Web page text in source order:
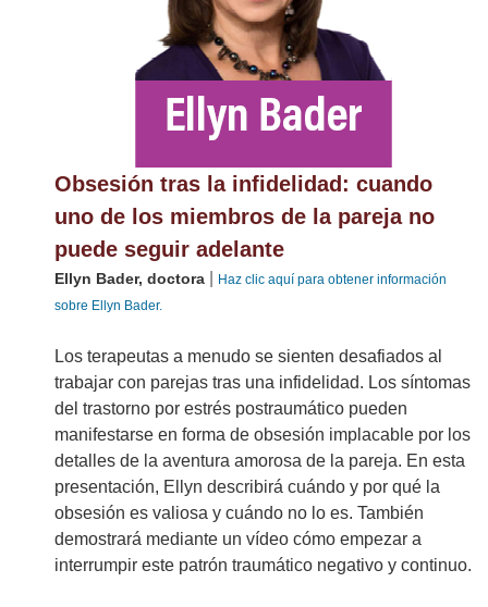
Obsesión tras la infidelidad: cuando
uno de los miembros de la pareja no
puede seguir adelante
Ellyn Bader, doctora
Haz clic aquí para obtener información
sobre Ellyn Bader.
Los terapeutas a menudo se sienten desafiados al
trabajar con parejas tras una infidelidad. Los síntomas
del trastorno por estrés postraumático pueden
manifestarse en forma de obsesión implacable por los
detalles de la aventura amorosa de la pareja. En esta
presentación, Ellyn describirá cuándo y por qué la
obsesión es valiosa y cuándo no lo es. También
demostrará mediante un vídeo cómo empezar a
interrumpir este patrón traumático negativo y continuo.